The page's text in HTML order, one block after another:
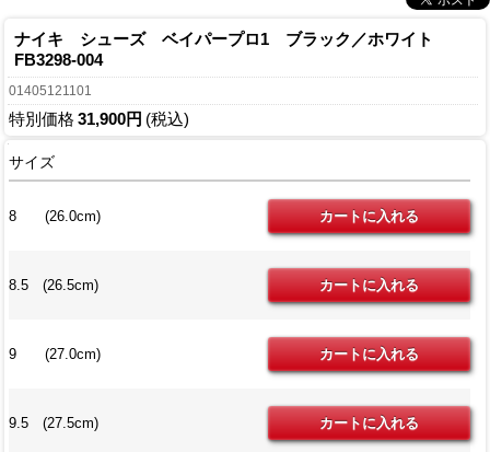
ナイキ シューズ ベイパープロ1 ブラック／ホワイト
FB3298-004
01405121101
特別価格 31,900円 (税込)
サイズ
8 (26.0cm)
8.5 (26.5cm)
9 (27.0cm)
9.5 (27.5cm)